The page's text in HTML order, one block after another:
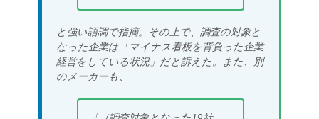
と強い語調で指摘。その上で、調査の対象と
なった企業は「マイナス看板を背負った企業
経営をしている状況」だと訴えた。また、別
のメーカーも、